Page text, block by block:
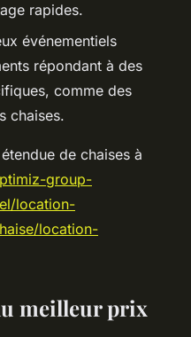
rapides.
événementiels
répondant à des
comme des
chaises.
de chaises à
group-
location-
location-
meilleur prix